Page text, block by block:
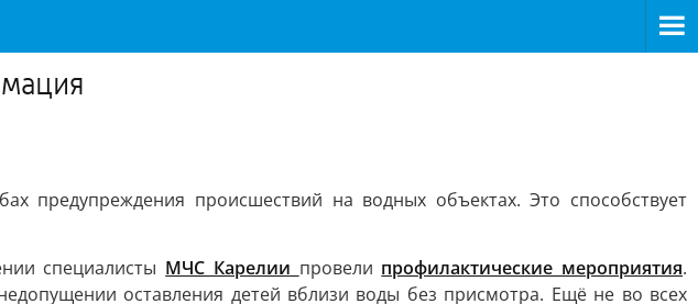
предупреждения происшествий на водных объектах. Это способствует
специалисты МЧС Карелии провели профилактические мероприятия.
оставления детей вблизи воды без присмотра. Ещё не во всех